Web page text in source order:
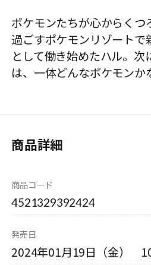
ポケモンたちが心からくつ
過ごすポケモンリゾートで
として働き始めたハル。次
は、一体どんなポケモンか
商品詳細
商品コード
4521329392424
発売日
2024年01月19日（金）